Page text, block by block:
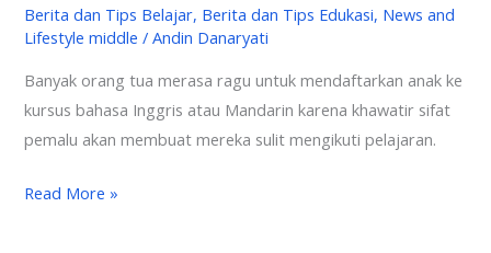
Berita dan Tips Belajar, Berita dan Tips Edukasi, News and
Lifestyle middle /Andin Danaryati
Banyak orang tua merasa ragu untuk mendaftarkan anak ke
kursus bahasa Inggris atau Mandarin karena khawatir sifat
pemalu akan membuat mereka sulit mengikuti pelajaran.
Read More »